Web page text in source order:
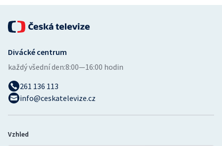
Volejbal
Ostatní
Divácké centrum
každý všední den:8:00—16:00 hodin
261 136 113
info@ceskatelevize.cz
Vzhled